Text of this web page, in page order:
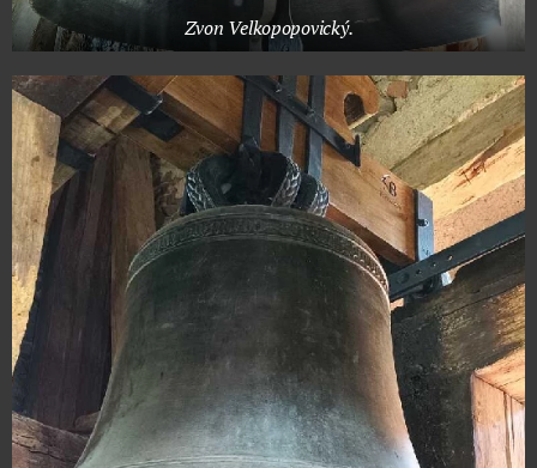
Zvon Velkopopovický.